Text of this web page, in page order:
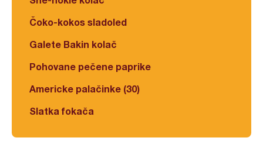
Čoko-kokos sladoled
Galete Bakin kolač
Pohovane pečene paprike
Americke palačinke (30)
Slatka fokača